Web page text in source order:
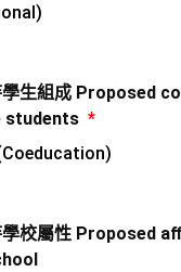
學生組成 Proposed
students *
學校屬性 Proposed